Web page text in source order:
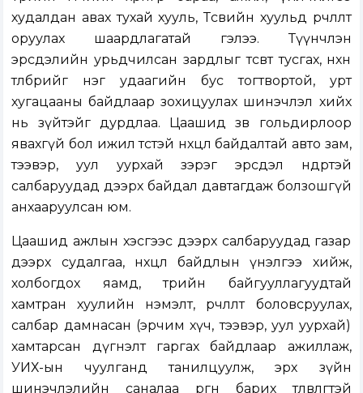
худалдан авах тухай хууль, Төсвийн хуульд өөрчлөлт
оруулах шаардлагатай гэлээ. Түүнчлэн
эрсдэлийн урьдчилсан зардлыг төсөвт тусгах, нөхөн
төлбөрийг нэг удаагийн бус тогтвортой, урт
хугацааны байдлаар зохицуулах шинэчлэл хийх
нь зүйтэйг дурдлаа. Цаашид зөв гольдирлоор
явахгүй бол ижил төстэй нөхцөл байдалтай авто зам,
тээвэр, уул уурхай зэрэг эрсдэл өндөртэй
салбаруудад дээрх байдал давтагдаж болзошгүй
анхааруулсан юм.
Цаашид ажлын хэсгээс дээрх салбаруудад газар
дээрх судалгаа, нөхцөл байдлын үнэлгээ хийж,
холбогдох яамд, төрийн байгууллагуудтай
хамтран хуулийн нэмэлт, өөрчлөлт боловсруулах,
салбар дамнасан (эрчим хүч, тээвэр, уул уурхай)
хамтарсан дүгнэлт гаргах байдлаар ажиллаж,
УИХ-ын чуулганд танилцуулж, эрх зүйн
шинэчлэлийн саналаа өргөн барих төлөвлөгөөтэй